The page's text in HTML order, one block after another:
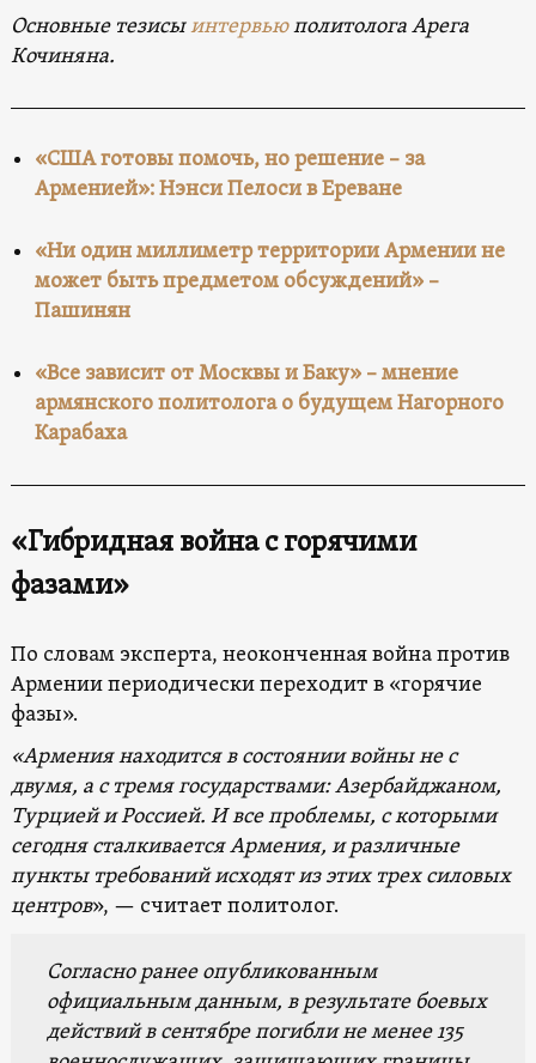
Основные тезисыинтервьюполитологаАрега
Кочиняна.
«США готовы помочь, но решение – за
Арменией»: Нэнси Пелоси в Ереване
«Ни один миллиметр территории Армении не
может быть предметом обсуждений» –
Пашинян
«Все зависит от Москвы и Баку» – мнение
армянского политолога о будущем Нагорного
Карабаха
«Гибридная война с горячими
фазами»
По словам эксперта, неоконченная война против
Армении периодически переходит в «горячие
фазы».
«Армения находится в состоянии войны не с
двумя, а с тремя государствами: Азербайджаном,
Турцией и Россией. И все проблемы, с которыми
сегодня сталкивается Армения, и различные
пункты требований исходят из этих трехсиловых
центров», — считает политолог.
Согласно ранее опубликованным
официальным данным, в результате боевых
действий в сентябре погибли не менее 135